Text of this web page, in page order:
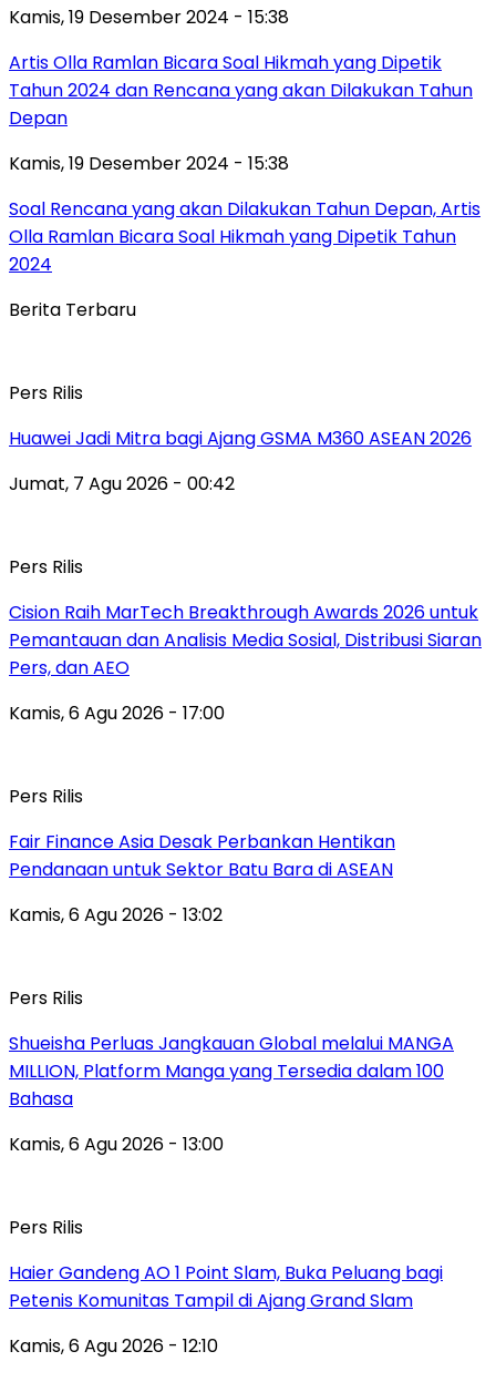
Kamis, 19 Desember 2024 - 15:38
Artis Olla Ramlan Bicara Soal Hikmah yang Dipetik
Tahun 2024 dan Rencana yang akan Dilakukan Tahun
Depan
Kamis, 19 Desember 2024 - 15:38
Soal Rencana yang akan Dilakukan Tahun Depan, Artis
Olla Ramlan Bicara Soal Hikmah yang Dipetik Tahun
2024
Berita Terbaru
Pers Rilis
Huawei Jadi Mitra bagi Ajang GSMA M360 ASEAN 2026
Jumat, 7 Agu 2026 - 00:42
Pers Rilis
Cision Raih MarTech Breakthrough Awards 2026 untuk
Pemantauan dan Analisis Media Sosial, Distribusi Siaran
Pers, dan AEO
Kamis, 6 Agu 2026 - 17:00
Pers Rilis
Fair Finance Asia Desak Perbankan Hentikan
Pendanaan untuk Sektor Batu Bara di ASEAN
Kamis, 6 Agu 2026 - 13:02
Pers Rilis
Shueisha Perluas Jangkauan Global melalui MANGA
MILLION, Platform Manga yang Tersedia dalam 100
Bahasa
Kamis, 6 Agu 2026 - 13:00
Pers Rilis
Haier Gandeng AO 1 Point Slam, Buka Peluang bagi
Petenis Komunitas Tampil di Ajang Grand Slam
Kamis, 6 Agu 2026 - 12:10